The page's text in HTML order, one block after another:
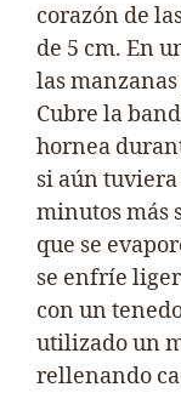
corazón de
de 5 cm. En
las
Cubre la
hornea
si aún
minutos más
que se
se enfríe
con un
utilizado un
rellenando